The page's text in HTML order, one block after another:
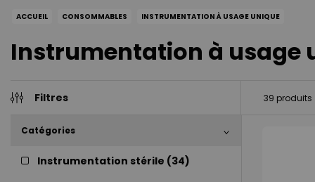
ACCUEIL CONSOMMABLES INSTRUMENTATION À USAGE UNIQUE
Instrumentation à usage
Filtres 39 produits
Catégories
Instrumentation stérile (34)